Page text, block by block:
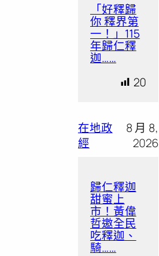
「好釋歸
你 釋界第
一！」115
年歸仁釋
迦……
20
在地政
經
8 月 8,
2026
歸仁釋迦
甜蜜上
市！黃偉
哲邀全民
吃釋迦、
騎……